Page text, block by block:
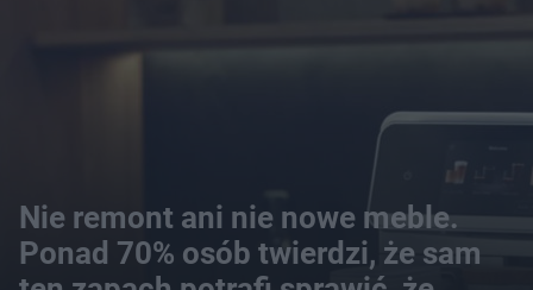
Nie remont ani nie nowe meble.
Ponad 70% osób twierdzi, że sam